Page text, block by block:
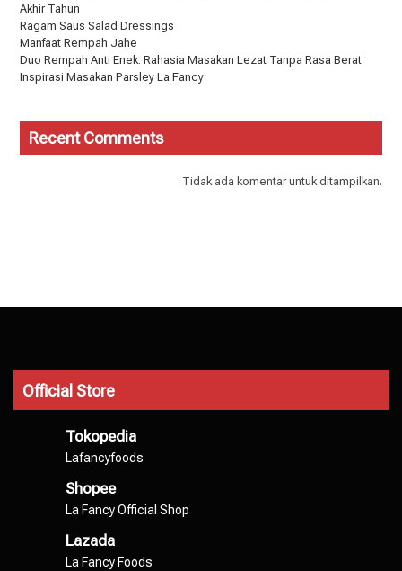
Akhir Tahun
Ragam Saus Salad Dressings
Manfaat Rempah Jahe
Duo Rempah Anti Enek: Rahasia Masakan Lezat Tanpa Rasa Berat
Inspirasi Masakan Parsley La Fancy
Recent Comments
Tidak ada komentar untuk ditampilkan.
Official Store
Tokopedia
Lafancyfoods
Shopee
La Fancy Official Shop
Lazada
La Fancy Foods